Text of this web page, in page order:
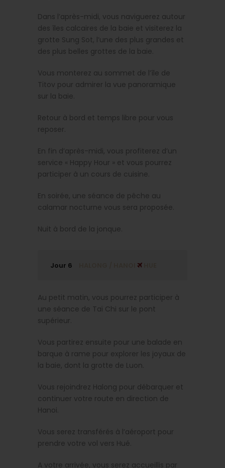
Dans l’après-midi, vous naviguerez autour
des îles calcaires de la baie et visiterez la
grotte Sung Sot, l’une des plus grandes et
des plus belles grottes de la baie.
Vous monterez au sommet de l’île de
Titov pour admirer la vue panoramique
sur la baie.
Retour à bord et temps libre pour vous
reposer.
En fin d’après-midi, vous profiterez d’un
service « Happy Hour » et vous pourrez
participer à un cours de cuisine.
En soirée, une séance de pêche au
calamar nocturne vous sera proposée.
Nuit à bord de la jonque.
Jour 6
Au petit matin, vous pourrez participer à
une séance de Taï Chi sur le pont
supérieur.
Vous partirez ensuite pour une balade en
barque à rame pour explorer les joyaux de
la baie, dont la grotte de Luon.
Vous rejoindrez Halong pour débarquer et
continuer votre route en direction de
Hanoi.
Vous serez transférés à l’aéroport pour
prendre votre vol vers Hué.
A votre arrivée, vous serez accueillis par